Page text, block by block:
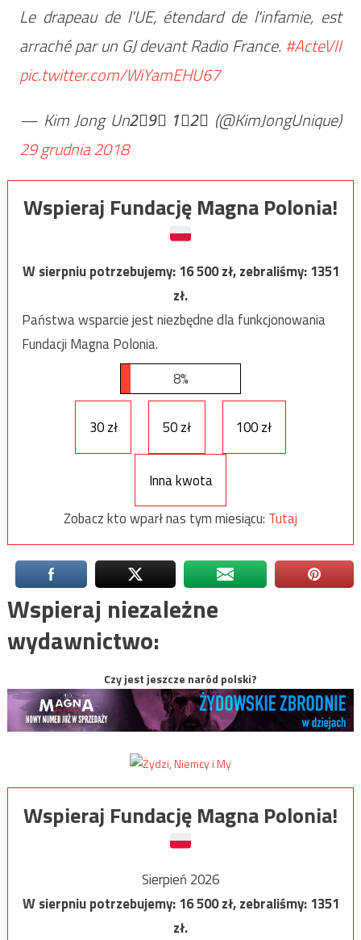
Le drapeau de l'UE, étendard de l'infamie, est
arraché par un GJ devant Radio France. #ActeVII
pic.twitter.com/WiYamEHU67
— Kim Jong Un2⃣9⃣ 1⃣2⃣ (@KimJongUnique)
29 grudnia 2018
Wspieraj Fundację Magna Polonia!
W sierpniu potrzebujemy:16 500zł, zebraliśmy:1351
zł.
Państwa wsparcie jest niezbędne dla funkcjonowania
Fundacji Magna Polonia.
8%
30 zł 50 zł 100 zł
Inna kwota
Zobacz kto wparł nas tym miesiącu: Tutaj
Wspieraj niezależne
wydawnictwo:
Czy jest jeszcze naród polski?
Wspieraj Fundację Magna Polonia!
Sierpień 2026
W sierpniu potrzebujemy:16 500zł, zebraliśmy:1351
zł.